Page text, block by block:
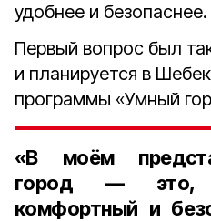
удобнее и безопаснее.
Первый вопрос был
и планируется в
программы «Умный
«В моём
город — это,
комфортный и